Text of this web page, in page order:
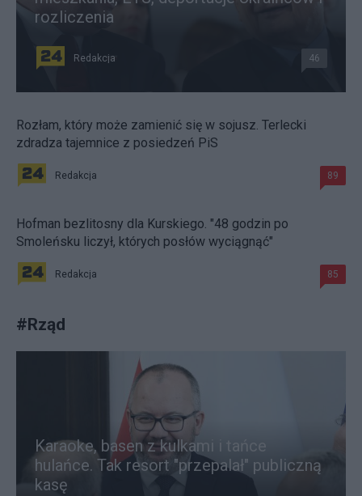
rozliczenia
Redakcja 46
Rozłam, który może zamienić się w sojusz. Terlecki
zdradza tajemnice z posiedzeń PiS
Redakcja 89
Hofman bezlitosny dla Kurskiego. "48 godzin po
Smoleńsku liczył, których posłów wyciągnąć"
Redakcja 85
#Rząd
Karaoke, basen z kulkami i tańce
hulańce. Tak resort "przepalał" publiczną
kasę